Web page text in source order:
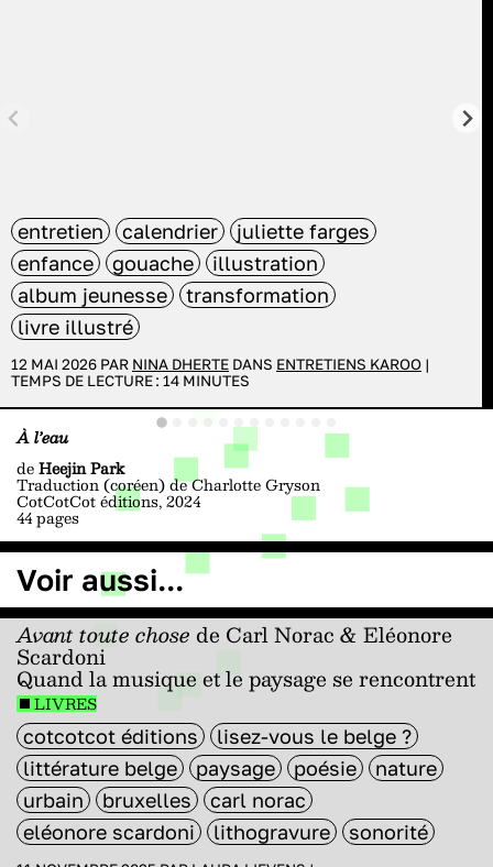
entretien calendrier
juliette farges
enfance
gouache
illustration
album jeunesse
transformation
livre illustré
12 MAI 2026 PAR NINA DHERTE DANS ENTRETIENS KAROO |
TEMPS DE LECTURE : 14 MINUTES
À l’eau
deHeejin Park
Traduction (coréen) de Charlotte Gryson
CotCotCot éditions, 2024
44 pages
Voir aussi...
Avant toute chose de Carl Norac & Eléonore
Scardoni
Quand la musique et le paysage se rencontrent
LIVRES
cotcotcot éditions
lisez-vous le belge ?
littérature belge
paysage poésie
nature
urbain
bruxelles
carl norac
eléonore scardoni
lithogravure sonorité